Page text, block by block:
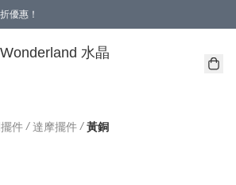
優惠！
水晶
件 / 達摩擺件 / 黃銅